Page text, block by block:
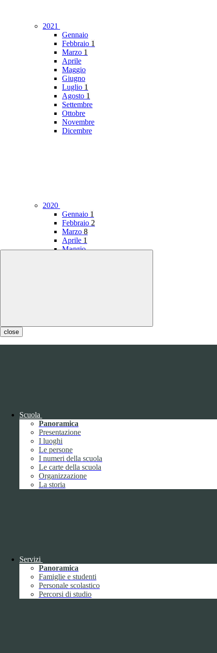
close
Scuola
Panoramica
Presentazione
I luoghi
Le persone
I numeri della scuola
Le carte della scuola
Organizzazione
La storia
Servizi
Panoramica
Famiglie e studenti
Personale scolastico
Percorsi di studio
2021
Gennaio
Febbraio 1
Marzo 1
Aprile
Maggio
Giugno
Luglio 1
Agosto 1
Settembre
Ottobre
Novembre
Dicembre
2020
Gennaio 1
Febbraio 2
Marzo 8
Aprile 1
Maggio
Aprile
Maggio
Giugno
Luglio
Agosto
Settembre2
Ottobre
Novembre
Dicembre
2018
Gennaio
Febbraio
Marzo
Aprile